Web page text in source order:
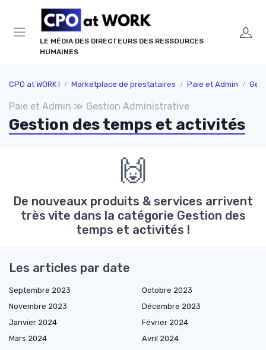
LE MÉDIA DES DIRECTEURS DES RESSOURCES
HUMAINES
CPO at WORK ! Marketplace de prestataires Paie et Admin
Paie et Admin ≫ Gestion Administrative
Gestion des temps et activités
🙌
De nouveaux produits & services arrivent
très vite dans la catégorie Gestion des
temps et activités !
Les articles par date
Septembre 2023
Octobre 2023
Novembre 2023
Décembre 2023
Janvier 2024
Février 2024
Mars 2024
Avril 2024
Panneau de gestion des cookies